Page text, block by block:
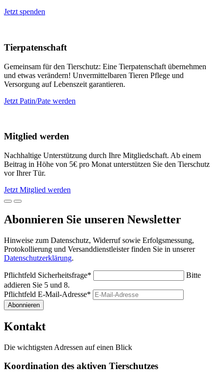
Jetzt spenden
Tierpatenschaft
Gemeinsam für den Tierschutz: Eine Tierpatenschaft übernehmen
und etwas verändern! Unvermittelbaren Tieren Pflege und
Versorgung auf Lebenszeit garantieren.
Jetzt Patin/Pate werden
Mitglied werden
Nachhaltige Unterstützung durch Ihre Mitgliedschaft. Ab einem
Beitrag in Höhe von 5€ pro Monat unterstützen Sie den Tierschutz
vor Ihrer Tür.
Jetzt Mitglied werden
Abonnieren Sie unseren Newsletter
Hinweise zum Datenschutz, Widerruf sowie Erfolgsmessung,
Protokollierung und Versanddienstleister finden Sie in unserer
Datenschutzerklärung.
Pflichtfeld Sicherheitsfrage*
Bitte
addieren Sie 5 und 8.
Pflichtfeld E-Mail-Adresse*
Abonnieren
Kontakt
Die wichtigsten Adressen auf einen Blick
Koordination des aktiven Tierschutzes